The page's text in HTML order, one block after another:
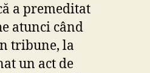
a premeditat
atunci când
tribune, la
un act de